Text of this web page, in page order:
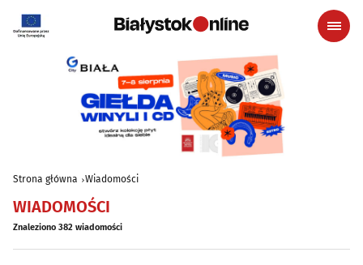
Strona główna Wiadomości
WIADOMOŚCI
Znaleziono 382 wiadomości